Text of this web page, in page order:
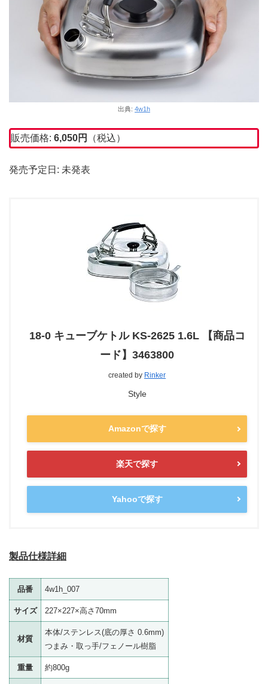
出典: 4w1h
販売価格: 6,050円 （税込）
発売予定日: 未発表
18-0 キューブケトル KS-2625 1.6L 【商品コ
ード】3463800
created by Rinker
Style
Amazonで探す
楽天で探す
Yahooで探す
製品仕様詳細
品番 4w1h_007
サイズ 227×227×高さ70mm
材質
本体/ステンレス(底の厚さ 0.6mm)
つまみ・取っ手/フェノール樹脂
重量 約800g